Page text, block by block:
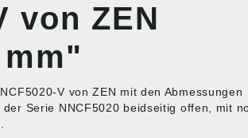
von ZEN
mm"
V von ZEN mit den Abmessungen
Serie NNCF5020 beidseitig offen, mit